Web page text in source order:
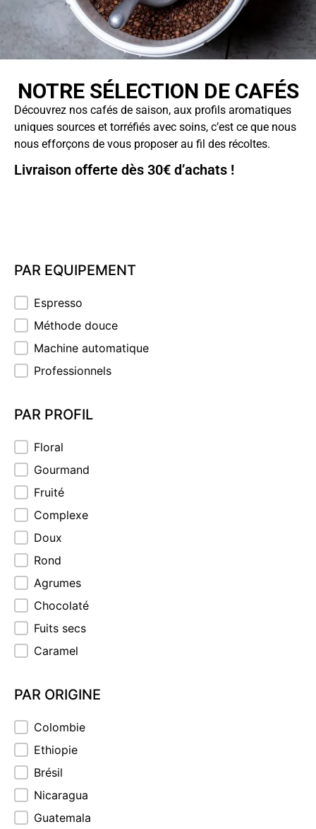
NOTRE SÉLECTION DE CAFÉS
Découvrez nos cafés de saison, aux profils aromatiques
uniques sources et torréfiés avec soins, c’est ce que nous
nous efforçons de vous proposer au fil des récoltes.
Livraison offerte dès 30€ d’achats !
PAR EQUIPEMENT
PAR EQUIPEMENT
Espresso
Méthode douce
Machine automatique
Professionnels
PAR PROFIL
PAR PROFIL
Floral
Gourmand
Fruité
Complexe
Doux
Rond
Agrumes
Chocolaté
Fuits secs
Caramel
PAR ORIGINE
PAR ORIGINE
Colombie
Ethiopie
Brésil
Nicaragua
Guatemala